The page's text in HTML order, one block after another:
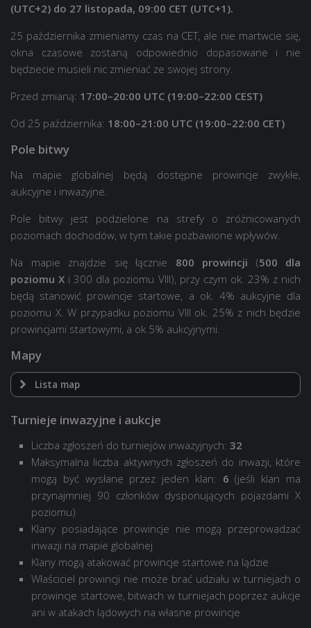
(UTC+2) do 27 listopada, 09:00 CET (UTC+1).
25 października zmieniamy czas na CET, ale nie martwcie się,
okna czasowe zostaną odpowiednio dopasowane i nie
będziecie musieli nic zmieniać ze swojej strony.
Przed zmianą: 17:00–20:00 UTC (19:00–22:00 CEST)
Od 25 października: 18:00–21:00 UTC (19:00–22:00 CET)
Pole bitwy
Na mapie globalnej będą dostępne prowincje zwykłe,
aukcyjne i inwazyjne.
Pole bitwy jest podzielone na strefy o zróżnicowanych
poziomach dochodów, w tym takie pozbawione wpływów.
Na mapie znajdzie się łącznie 800 prowincji (500 dla
poziomu X i 300 dla poziomu VIII), przy czym ok. 23% z nich
będą stanowić prowincje startowe, a ok. 4% aukcyjne dla
poziomu X. W przypadku poziomu VIII ok. 25% z nich będzie
prowincjami startowymi, a ok 5% aukcyjnymi.
Mapy
Lista map
Klasztor
Berlin
Urwisko
El Halluf
Autostrada
Himmelsdorf
Karelia
Lakeville
Malinowka
Kopalnie
Klasztor
Urwisko
El Halluf
Karelia
Lakeville
Malinowka
Kopalnie
Turnieje inwazyjne i aukcje
Liczba zgłoszeń do turniejów inwazyjnych: 32
Maksymalna liczba aktywnych zgłoszeń do inwazji, które
mogą być wysłane przez jeden klan: 6 (jeśli klan ma
przynajmniej 90 członków dysponujących pojazdami X
poziomu)
Klany posiadające prowincje nie mogą przeprowadzać
inwazji na mapie globalnej
Klany mogą atakować prowincje startowe na lądzie
Właściciel prowincji nie może brać udziału w turniejach o
prowincje startowe, bitwach w turniejach poprzez aukcje
ani w atakach lądowych na własne prowincje